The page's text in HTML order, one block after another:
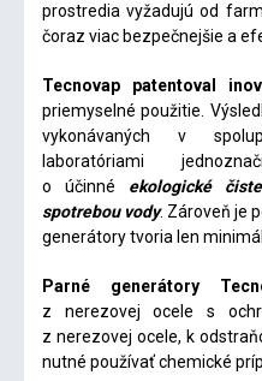
prostredia vyžadujú od
čoraz viac bezpečnejšie a
Tecnovap patentoval
priemyselné použitie.
vykonávaných v
laboratóriami
o účinné ekologické
spotrebou vody. Zároveň je
generátory tvoria len
Parné generátory
z nerezovej ocele s
z nerezovej ocele, k
nutné používať chemické